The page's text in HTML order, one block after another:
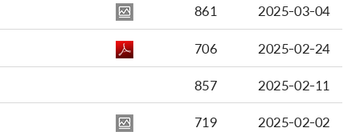
861
2025-03-04
706
2025-02-24
857
2025-02-11
719
2025-02-02